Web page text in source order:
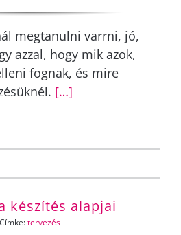
megtanulni varrni, jó,
azzal, hogy mik azok,
fognak, és mire
[…]
készítés alapjai
Címke:tervezés